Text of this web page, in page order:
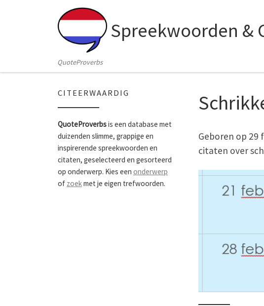
Skip to content
Spreekwoorden &
QuoteProverbs
Geboren op 29
citaten over
CITEERWAARDIG
QuoteProverbsis een database met
duizenden slimme, grappige en
inspirerende spreekwoorden en
citaten, geselecteerd en gesorteerd
op onderwerp. Kies een onderwerp
of zoekmet je eigen trefwoorden.